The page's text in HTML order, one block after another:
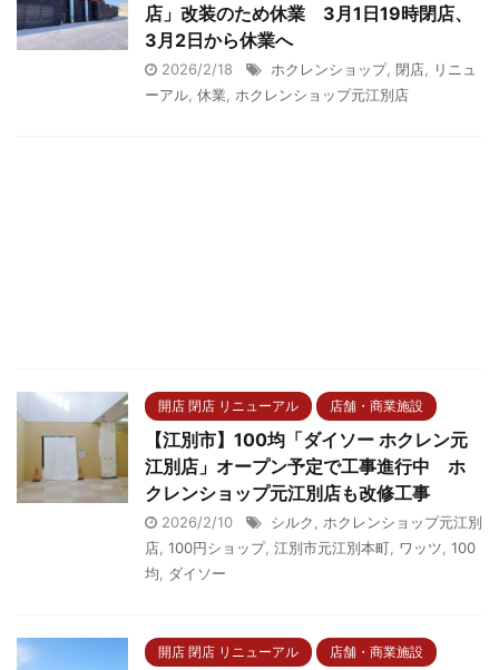
店」改装のため休業 3月1日19時閉店、
3月2日から休業へ
2026/2/18 ホクレンショップ, 閉店, リニュ
ーアル, 休業, ホクレンショップ元江別店
開店 閉店 リニューアル 店舗・商業施設
【江別市】100均「ダイソー ホクレン元
江別店」オープン予定で工事進行中 ホ
クレンショップ元江別店も改修工事
2026/2/10 シルク, ホクレンショップ元江別
店, 100円ショップ, 江別市元江別本町, ワッツ, 100
均, ダイソー
開店 閉店 リニューアル 店舗・商業施設